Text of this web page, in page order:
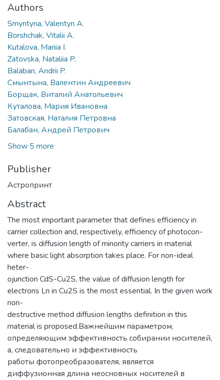
Authors
Smyntyna, Valentyn A.
Borshchak, Vitalii A.
Kutalova, Mariia I.
Zatovska, Nataliia P.
Balaban, Andrii P.
Смынтына, Валентин Андреевич
Борщак, Виталий Анатольевич
Куталова, Мария Ивановна
Затовская, Наталия Петровна
Балабан, Андрей Петрович
Show 5 more
Publisher
Астропринт
Abstract
The most important parameter that defines efficiency in
carrier collection and, respectively, efficiency of photocon-
verter, is diffusion length of minority carriers in material
where basic light absorption takes place. For non-ideal
heter-
ojunction CdS-Cu2S, the value of diffusion length for
electrons Ln in Cu2S is the most essential. In the given work
non-
destructive method diffusion lengths definition in this
material is proposed.Важнейшим параметром,
определяющим эффективность собирании носителей,
а, следовательно и эффективность
работы фотопреобразователя, является
диффузионная длина неосновных носителей в